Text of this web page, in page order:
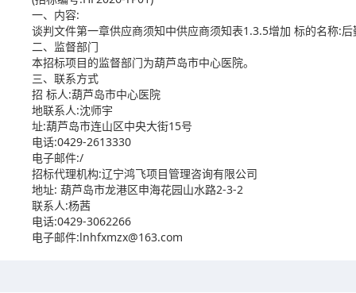
一、内容:
谈判文件第一章供应商须知中供应商须知表1.3.5增加 标的名称:
二、监督部门
本招标项目的监督部门为葫芦岛市中心医院。
三、联系方式
招 标人:葫芦岛市中心医院
地联系人:沈师宇
址:葫芦岛市连山区中央大街15号
电话:0429-2613330
电子邮件:/
招标代理机构:辽宁鸿飞项目管理咨询有限公司
地址: 葫芦岛市龙港区申海花园山水路2-3-2
联系人:杨茜
电话:0429-3062266
电子邮件:lnhfxmzx@163.com